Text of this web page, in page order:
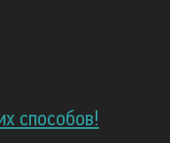
способов!